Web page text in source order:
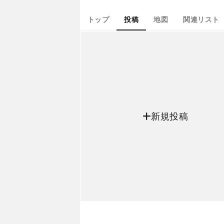
トップ 投稿 地図 関連リスト
新規投稿